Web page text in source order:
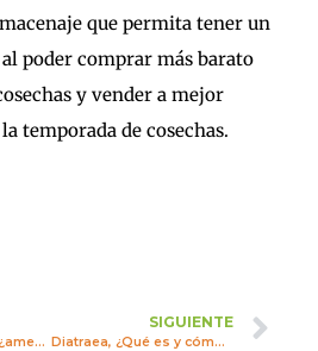
que permita tener un
poder comprar más barato
y vender a mejor
temporada de cosechas.
Mancha de asfalto ¿amenaza para la producción de maíz?
SIGUIENTE
Diatraea, ¿Qué es y cómo controlarla?